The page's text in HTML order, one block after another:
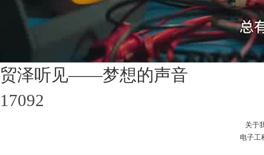
贸泽听见——梦想的声音
17092
关于
电子工